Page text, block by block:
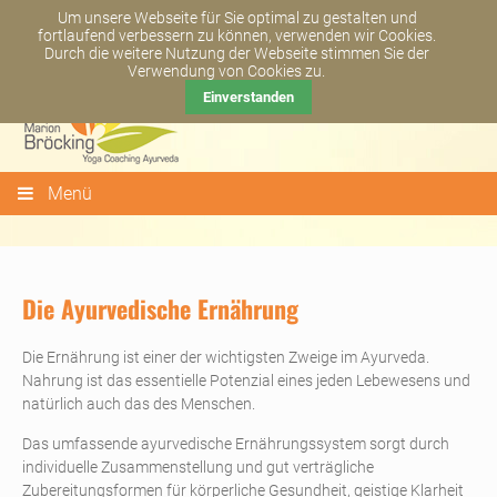
Newsletter abonnieren Kontakt +49 6081 - 44 93 65
Menü
Die Ayurvedische Ernährung
Die Ernährung ist einer der wichtigsten Zweige im Ayurveda.
Nahrung ist das essentielle Potenzial eines jeden Lebewesens und
natürlich auch das des Menschen.
Das umfassende ayurvedische Ernährungssystem sorgt durch
individuelle Zusammenstellung und gut verträgliche
Zubereitungsformen für körperliche Gesundheit, geistige Klarheit
Um unsere Webseite für Sie optimal zu gestalten und
fortlaufend verbessern zu können, verwenden wir Cookies.
Durch die weitere Nutzung der Webseite stimmen Sie der
Verwendung von Cookies zu.
Einverstanden